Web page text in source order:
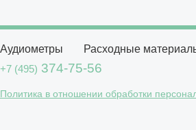
Аудиометры Расходные
+7 (495) 374-75-56
Политика в отношении обработки